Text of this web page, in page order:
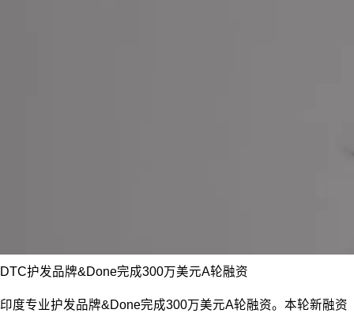
DTC护发品牌&Done完成300万美元A轮融资
印度专业护发品牌&Done完成300万美元A轮融资。本轮新融资